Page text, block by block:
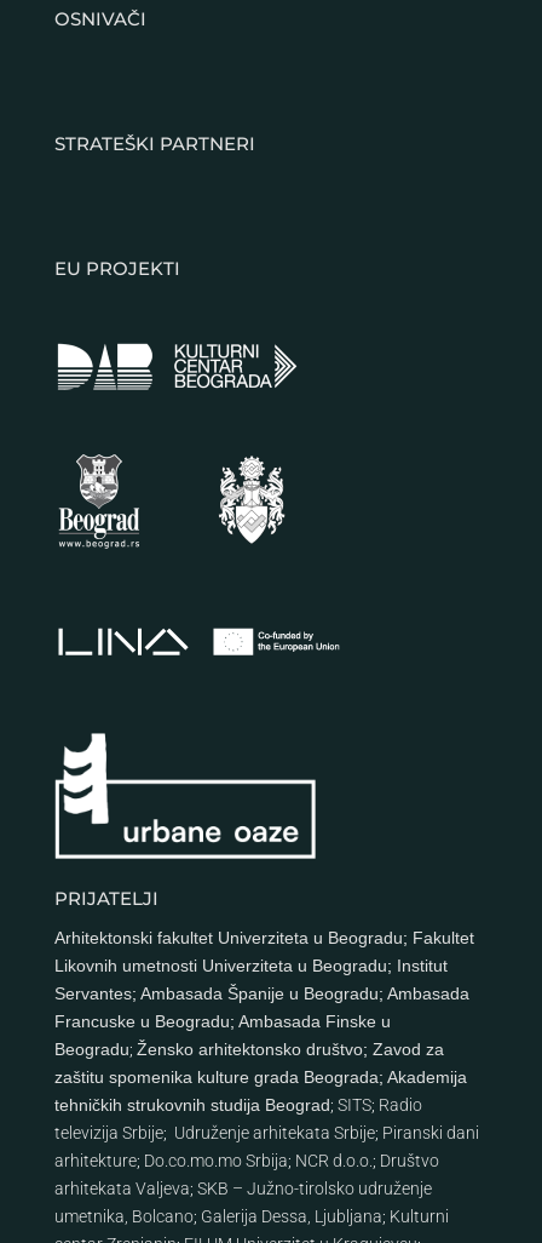
OSNIVAČI
STRATEŠKI PARTNERI
EU PROJEKTI
PRIJATELJI
Arhitektonski fakultet Univerziteta u Beogradu; Fakultet
Likovnih umetnosti Univerziteta u Beogradu; Institut
Servantes; Ambasada Španije u Beogradu; Ambasada
Francuske u Beogradu; Ambasada Finske u
Beogradu; Žensko arhitektonsko društvo; Zavod za
zaštitu spomenika kulture grada Beograda; Akademija
tehničkih strukovnih studija Beograd; SITS; Radio
televizija Srbije; Udruženje arhitekata Srbije; Piranski dani
arhitekture; Do.co.mo.mo Srbija; NCR d.o.o. ; Društvo
arhitekata Valjeva; SKB – Južno-tirolsko udruženje
umetnika, Bolcano; Galerija Dessa, Ljubljana; Kulturni